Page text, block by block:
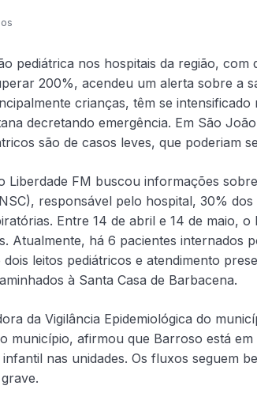
pediátrica nos hospitais da região, com
200%, acendeu um alerta sobre a
crianças, têm se
decretando emergência. Em São
são de casos leves, que poderiam
Liberdade FM buscou informações
responsável pelo hospital, 30%
Entre 14 de abril e 14 de maio,
Atualmente, há 6 pacientes internados
leitos pediátricos e atendimento
à Santa Casa de Barbacena.
da Vigilância Epidemiológica do
município, afirmou que Barroso está
nas unidades. Os fluxos seguem